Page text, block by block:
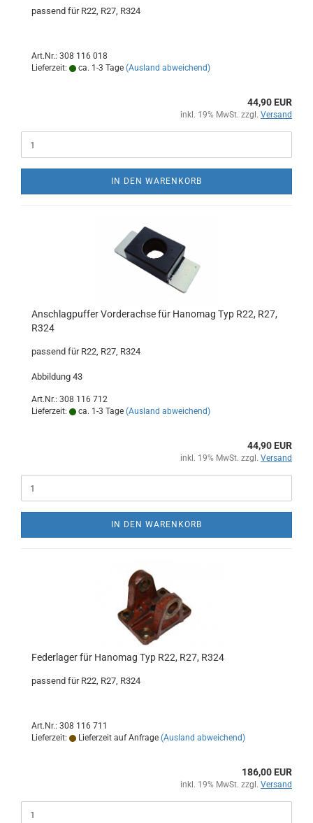
passend für R22, R27, R324
Art.Nr.: 308 116 018
Lieferzeit:
ca. 1-3 Tage (Ausland abweichend)
44,90 EUR
inkl. 19% MwSt. zzgl. Versand
IN DEN WARENKORB
Anschlagpuffer Vorderachse für Hanomag Typ R22, R27,
R324
passend für R22, R27, R324
Abbildung 43
Art.Nr.: 308 116 712
Lieferzeit:
ca. 1-3 Tage (Ausland abweichend)
44,90 EUR
inkl. 19% MwSt. zzgl. Versand
IN DEN WARENKORB
Federlager für Hanomag Typ R22, R27, R324
passend für R22, R27, R324
Art.Nr.: 308 116 711
Lieferzeit:
Lieferzeit auf Anfrage (Ausland abweichend)
186,00 EUR
inkl. 19% MwSt. zzgl. Versand